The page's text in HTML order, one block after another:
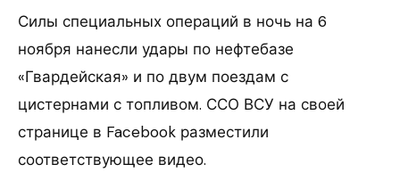
Силы специальных операций в ночь на 6
ноября нанесли удары по нефтебазе
«Гвардейская» и по двум поездам с
цистернами с топливом. ССО ВСУ на своей
странице в Facebook разместили
соответствующее видео.